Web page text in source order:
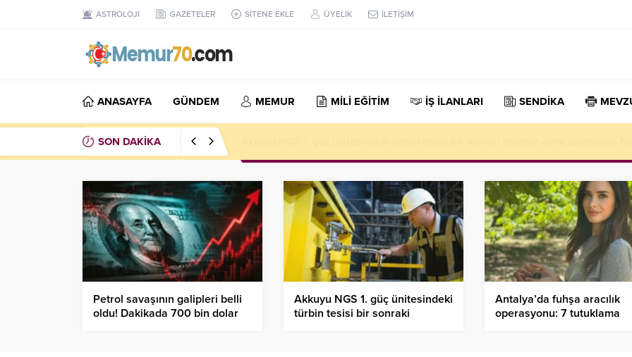
ASTROLOJİ GAZETELER SİTENE EKLE ÜYELİK İLETİŞİM
ANASAYFA GÜNDEM MEMUR MİLİ EĞİTİM İŞ İLANLARI SENDİKA
SON DAKİKA
Petrol savaşının galipleri belli
oldu! Dakikada 700 bin dolar
Akkuyu NGS 1. güç ünitesindeki
türbin tesisi bir sonraki
Antalya’da fuhşa aracılık
operasyonu: 7 tutuklama